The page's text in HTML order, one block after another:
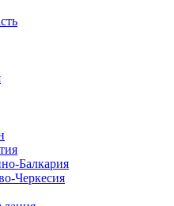
Балкария
Черкесия